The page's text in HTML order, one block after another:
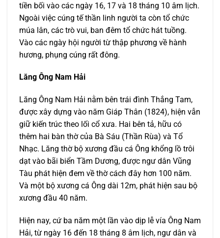
tiền bối vào các ngày 16, 17 và 18 tháng 10 âm lịch.
Ngoài việc cúng tế thần linh người ta còn tổ chức
múa lân, các trò vui, ban đêm tổ chức hát tuồng.
Vào các ngày hội người từ thập phương về hành
hương, phụng cúng rất đông.
Lăng Ông Nam Hải
Lăng Ông Nam Hải nằm bên trái đình Thắng Tam,
được xây dựng vào năm Giáp Thân (1824), hiện vẫn
giữ kiến trúc theo lối cổ xưa. Hai bên tả, hữu có
thêm hai bàn thờ của Bà Sáu (Thần Rùa) và Tổ
Nhạc. Lăng thờ bộ xương đầu cá Ông khổng lồ trôi
dạt vào bãi biển Tầm Dương, được ngư dân Vũng
Tàu phát hiện đem về thờ cách đây hơn 100 năm.
Và một bộ xương cá Ông dài 12m, phát hiện sau bộ
xương đầu 40 năm.
Hiện nay, cứ ba năm một lần vào dịp lễ vía Ông Nam
Hải, từ ngày 16 đến 18 tháng 8 âm lịch, ngư dân và